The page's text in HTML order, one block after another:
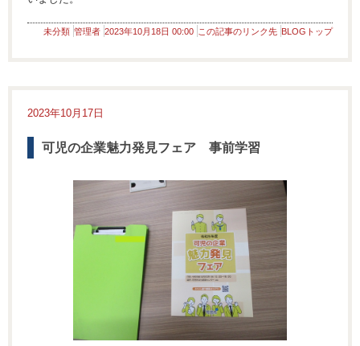
未分類 管理者 2023年10月18日 00:00 この記事のリンク先 BLOGトップ
2023年10月17日
可児の企業魅力発見フェア 事前学習